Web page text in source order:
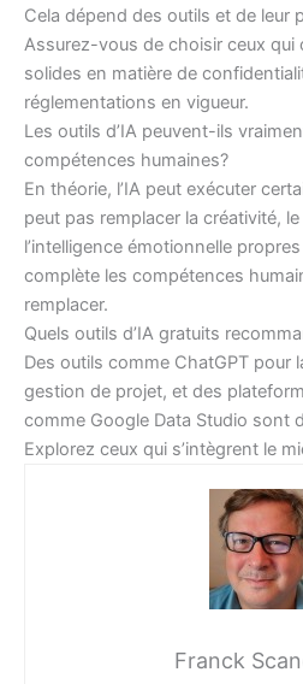
Cela dépend des outils et de leur
Assurez-vous de choisir ceux qui
solides en matière de
réglementations en vigueur.
Les outils d’IA peuvent-ils
compétences humaines?
En théorie, l’IA peut exécuter
peut pas remplacer la créativité,
l’intelligence émotionnelle propres
complète les compétences
remplacer.
Quels outils d’IA gratuits
Des outils comme ChatGPT pour
gestion de projet, et des
comme Google Data Studio sont
Explorez ceux qui s’intègrent le
Franck